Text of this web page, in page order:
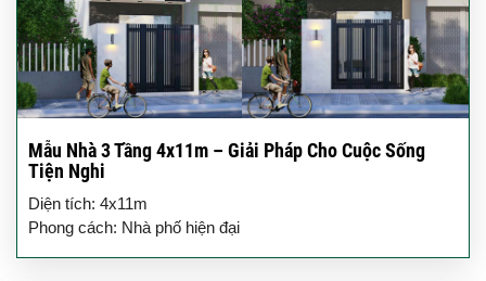
Mẫu Nhà 3 Tầng 4x11m – Giải Pháp Cho Cuộc Sống
Tiện Nghi
Diện tích: 4x11m
Phong cách: Nhà phố hiện đại